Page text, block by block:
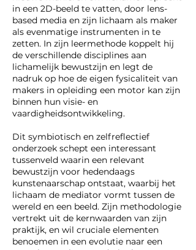
in een 2D-beeld te vatten, door lens-
based media en zijn lichaam als maker
als evenmatige instrumenten in te
zetten. In zijn leermethode koppelt hij
de verschillende disciplines aan
lichamelijk bewustzijn en legt de
nadruk op hoe de eigen fysicaliteit van
makers in opleiding een motor kan zijn
binnen hun visie- en
vaardigheidsontwikkeling.
Dit symbiotisch en zelfreflectief
onderzoek schept een interessant
tussenveld waarin een relevant
bewustzijn voor hedendaags
kunstenaarschap ontstaat, waarbij het
lichaam de mediator vormt tussen de
wereld en een beeld. Zijn methodologie
vertrekt uit de kernwaarden van zijn
praktijk, en wil cruciale elementen
benoemen in een evolutie naar een